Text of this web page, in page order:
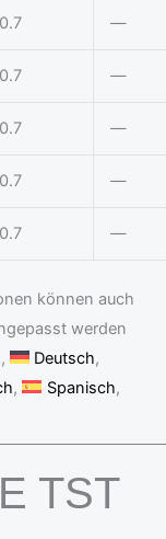
0.7 —
0.7 —
0.7 —
0.7 —
0.7 —
können auch
werden
Deutsch
Spanisch
TST